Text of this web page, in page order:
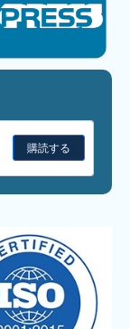
購読する